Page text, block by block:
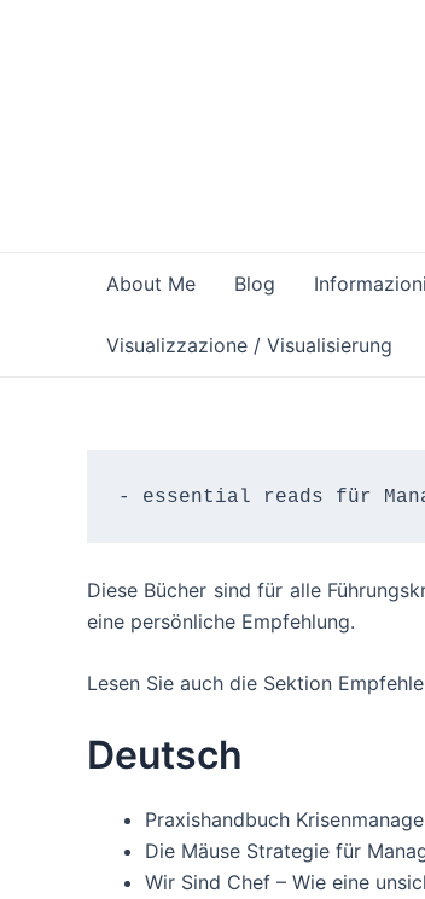
About Me Blog Informazioni
Visualizzazione / Visualisierung
- essential reads für
Diese Bücher sind für alle
eine persönliche Empfehlung.
Lesen Sie auch die Sektion
Deutsch
Praxishandbuch
Die Mäuse Strategie für
Wir Sind Chef – Wie eine